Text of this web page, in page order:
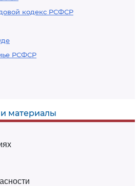
кодекс РСФСР
РСФСР
материалы